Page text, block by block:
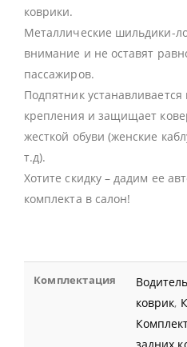
коврики.
Металлические шильдики-
внимание и не оставят
пассажиров.
Подпятник
крепления и защищает
жесткой обуви (женские
т.д).
Хотите скидку – дадим ее
комплекта в салон!
Комплектация
коврик,